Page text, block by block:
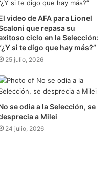
video de AFA para Lionel
que repasa su
ciclo en la Selección:
si te digo que hay más?”
25 julio, 2026
se odia a la Selección, se
a Milei
24 julio, 2026